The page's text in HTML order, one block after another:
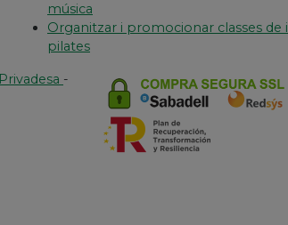
música
Organitzar i promocionar classes de
pilates
-